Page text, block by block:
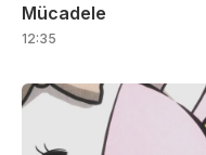
Mücadele
12:35